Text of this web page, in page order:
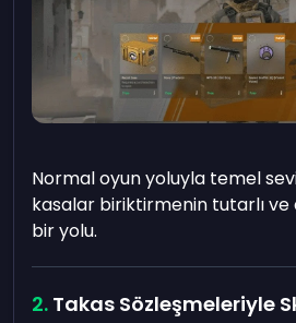
Normal oyun yoluyla temel
kasalar biriktirmenin tutarlı
bir yolu.
Takas Sözleşmeleriyle